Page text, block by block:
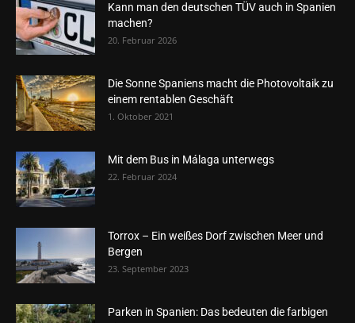
Kann man den deutschen TÜV auch in Spanien
machen?
20. Februar 2026
Die Sonne Spaniens macht die Photovoltaik zu
einem rentablen Geschäft
1. Oktober 2021
Mit dem Bus in Málaga unterwegs
22. Februar 2024
Torrox – Ein weißes Dorf zwischen Meer und
Bergen
23. September 2023
Parken in Spanien: Das bedeuten die farbigen